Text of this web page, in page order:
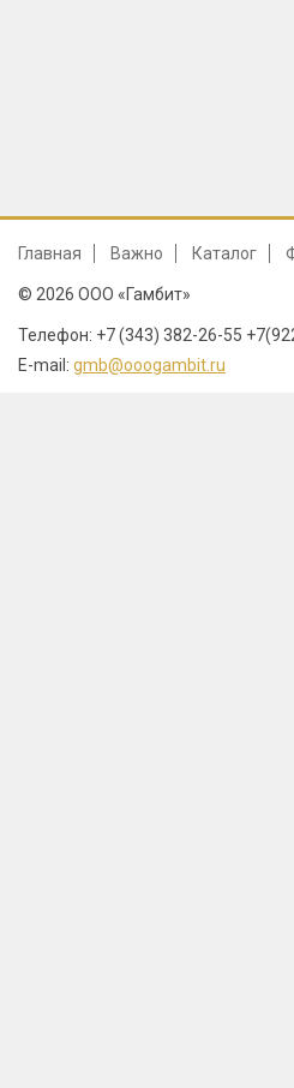
Главная Важно Каталог
© 2026 ООО «Гамбит»
Телефон: +7 (343) 382-26-55
E-mail: gmb@ooogambit.ru